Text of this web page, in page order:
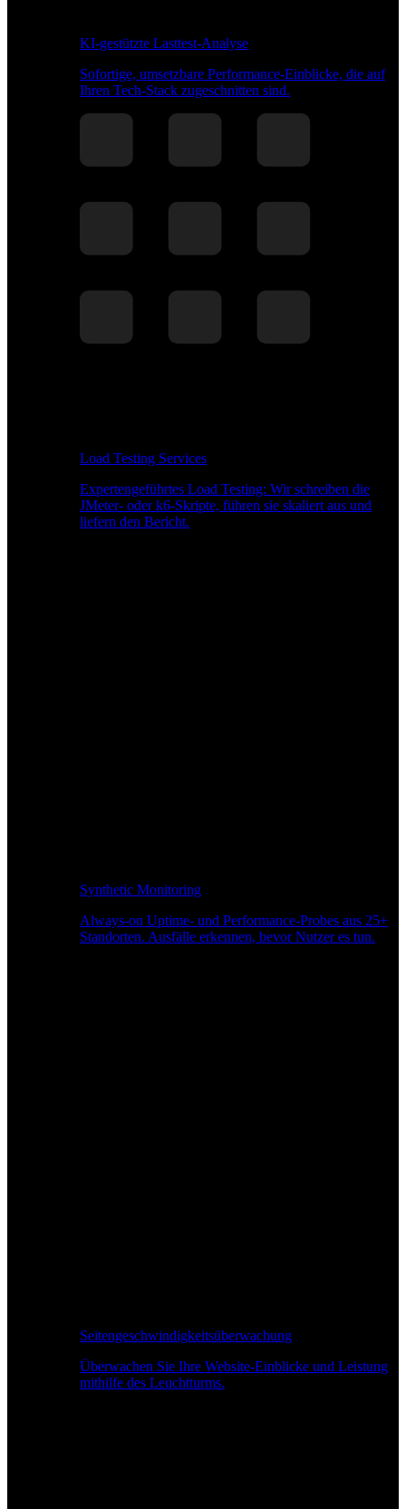
KI-gestützte Lasttest-Analyse
Sofortige, umsetzbare Performance-Einblicke, die auf
Ihren Tech-Stack zugeschnitten sind.
Load Testing Services
Expertengeführtes Load Testing: Wir schreiben die
JMeter- oder k6-Skripte, führen sie skaliert aus und
liefern den Bericht.
Synthetic Monitoring
Always-on Uptime- und Performance-Probes aus 25+
Standorten. Ausfälle erkennen, bevor Nutzer es tun.
Seitengeschwindigkeitsüberwachung
Überwachen Sie Ihre Website-Einblicke und Leistung
mithilfe des Leuchtturms.